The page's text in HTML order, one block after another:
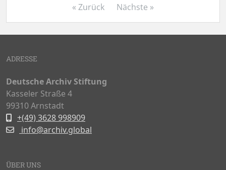
« Zurück Nächste »
ADRESSE
Deutsche Archiv Stiftung
Kasseler Straße 4
99310 Arnstadt
+(49) 3628 998909
info@archiv.global
ÜBER UNS